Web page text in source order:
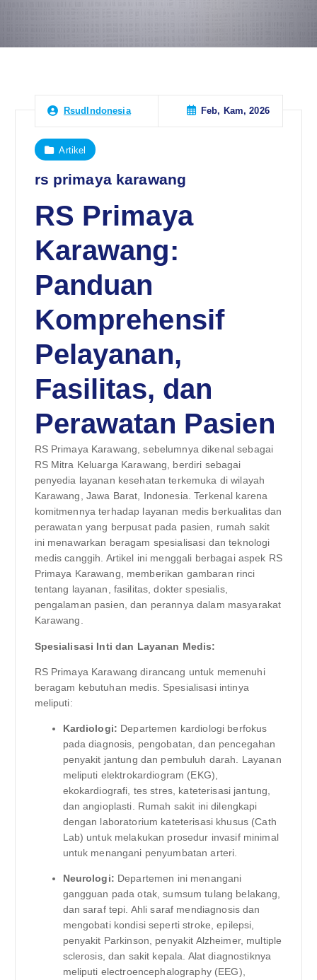
RsudIndonesia Feb, Kam, 2026
Artikel
rs primaya karawang
RS Primaya
Karawang:
Panduan
Komprehensif
Pelayanan,
Fasilitas, dan
Perawatan Pasien
RS Primaya Karawang, sebelumnya dikenal sebagai
RS Mitra Keluarga Karawang, berdiri sebagai
penyedia layanan kesehatan terkemuka di wilayah
Karawang, Jawa Barat, Indonesia. Terkenal karena
komitmennya terhadap layanan medis berkualitas dan
perawatan yang berpusat pada pasien, rumah sakit
ini menawarkan beragam spesialisasi dan teknologi
medis canggih. Artikel ini menggali berbagai aspek RS
Primaya Karawang, memberikan gambaran rinci
tentang layanan, fasilitas, dokter spesialis,
pengalaman pasien, dan perannya dalam masyarakat
Karawang.
Spesialisasi Inti dan Layanan Medis:
RS Primaya Karawang dirancang untuk memenuhi
beragam kebutuhan medis. Spesialisasi intinya
meliputi:
Kardiologi: Departemen kardiologi berfokus
pada diagnosis, pengobatan, dan pencegahan
penyakit jantung dan pembuluh darah. Layanan
meliputi elektrokardiogram (EKG),
ekokardiografi, tes stres, kateterisasi jantung,
dan angioplasti. Rumah sakit ini dilengkapi
dengan laboratorium kateterisasi khusus (Cath
Lab) untuk melakukan prosedur invasif minimal
untuk menangani penyumbatan arteri.
Neurologi: Departemen ini menangani
gangguan pada otak, sumsum tulang belakang,
dan saraf tepi. Ahli saraf mendiagnosis dan
mengobati kondisi seperti stroke, epilepsi,
penyakit Parkinson, penyakit Alzheimer, multiple
sclerosis, dan sakit kepala. Alat diagnostiknya
meliputi electroencephalography (EEG),